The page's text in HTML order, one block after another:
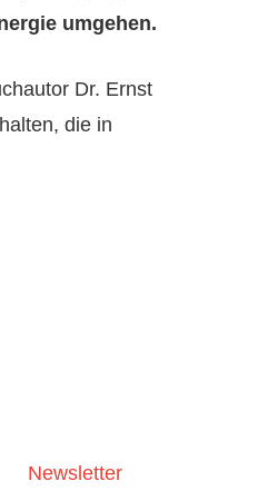
umgehen.
Dr. Ernst
die in
Newsletter